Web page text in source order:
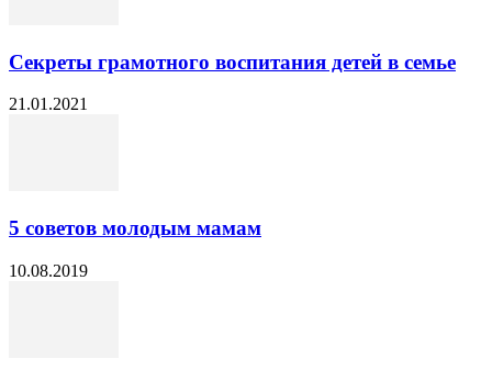
Секреты грамотного воспитания детей в семье
21.01.2021
5 советов молодым мамам
10.08.2019